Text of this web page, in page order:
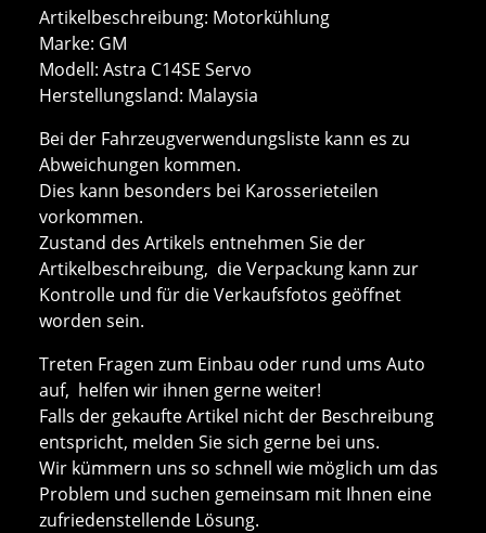
Artikelbeschreibung: Motorkühlung
Marke: GM
Modell: Astra C14SE Servo
Herstellungsland: Malaysia
Bei der Fahrzeugverwendungsliste kann es zu
Abweichungen kommen.
Dies kann besonders bei Karosserieteilen
vorkommen.
Zustand des Artikels entnehmen Sie der
Artikelbeschreibung, die Verpackung kann zur
Kontrolle und für die Verkaufsfotos geöffnet
worden sein.
Treten Fragen zum Einbau oder rund ums Auto
auf, helfen wir ihnen gerne weiter!
Falls der gekaufte Artikel nicht der Beschreibung
entspricht, melden Sie sich gerne bei uns.
Wir kümmern uns so schnell wie möglich um das
Problem und suchen gemeinsam mit Ihnen eine
zufriedenstellende Lösung.